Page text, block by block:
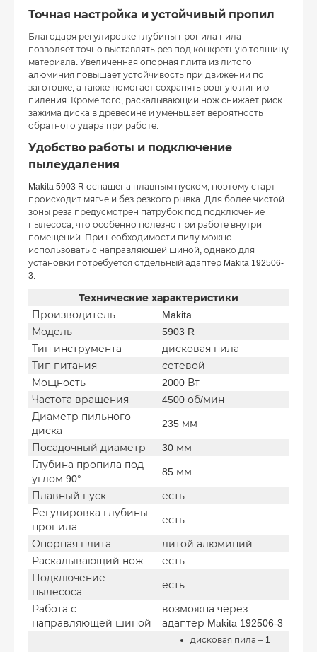
Точная настройка и устойчивый пропил
Благодаря регулировке глубины пропила пила
позволяет точно выставлять рез под конкретную толщину
материала. Увеличенная опорная плита из литого
алюминия повышает устойчивость при движении по
заготовке, а также помогает сохранять ровную линию
пиления. Кроме того, раскалывающий нож снижает риск
зажима диска в древесине и уменьшает вероятность
обратного удара при работе.
Удобство работы и подключение
пылеудаления
Makita 5903 R оснащена плавным пуском, поэтому старт
происходит мягче и без резкого рывка. Для более чистой
зоны реза предусмотрен патрубок под подключение
пылесоса, что особенно полезно при работе внутри
помещений. При необходимости пилу можно
использовать с направляющей шиной, однако для
установки потребуется отдельный адаптер Makita 192506-
3.
Технические характеристики
Производитель
Makita
Модель
5903 R
Тип инструмента
дисковая пила
Тип питания
сетевой
Мощность
2000 Вт
Частота вращения
4500 об/мин
Диаметр пильного
диска
235 мм
Посадочный диаметр
30 мм
Глубина пропила под
углом 90°
85 мм
Плавный пуск
есть
Регулировка глубины
пропила
есть
Опорная плита
литой алюминий
Раскалывающий нож
есть
Подключение
пылесоса
есть
Работа с
направляющей шиной
возможна через
адаптер Makita 192506-3
дисковая пила – 1